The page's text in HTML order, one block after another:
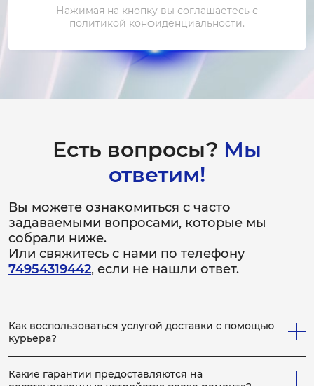
Замена реле
1-2 часа
Ремонт реле
Замена термостата
от 1 800 ₽
Ремонт термостата
1-2 часа
3-4 часа
Нажимая на кнопку вы соглашаетесь с
политикой конфиденциальности.
Есть вопросы? Мы
ответим!
Вы можете ознакомиться с часто
задаваемыми вопросами, которые мы
собрали ниже.
Или свяжитесь с нами по телефону
74954319442, если не нашли ответ.
Как воспользоваться услугой доставки с помощью
курьера?
Всё просто! Если у вас не получается привезти
неисправное устройство в сервис, вы можете заказать
нашего курьера, который заберет устройство на
Какие гарантии предоставляются на